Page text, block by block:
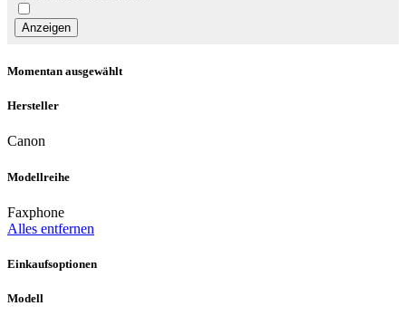
Momentan ausgewählt
Hersteller
Canon
Modellreihe
Faxphone
Alles entfernen
Einkaufsoptionen
Modell